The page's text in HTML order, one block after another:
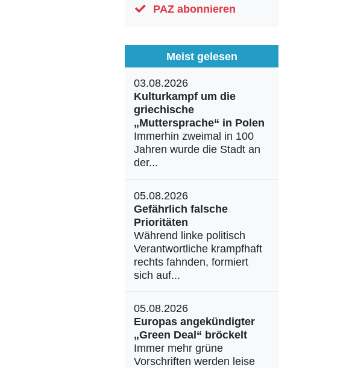
PAZ abonnieren
Meist gelesen
03.08.2026
Kulturkampf um die
griechische
„Muttersprache“ in Polen
Immerhin zweimal in 100
Jahren wurde die Stadt an
der...
05.08.2026
Gefährlich falsche
Prioritäten
Während linke politisch
Verantwortliche krampfhaft
rechts fahnden, formiert
sich auf...
05.08.2026
Europas angekündigter
„Green Deal“ bröckelt
Immer mehr grüne
Vorschriften werden leise